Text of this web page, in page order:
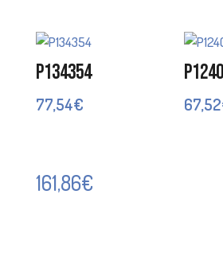
P134354
77,54€ 67,52
161,86€